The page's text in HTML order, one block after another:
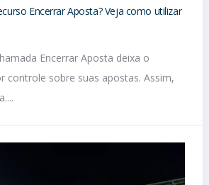
Encerrar Aposta? Veja como utilizar
Encerrar Aposta deixa o
controle sobre suas apostas. Assim,